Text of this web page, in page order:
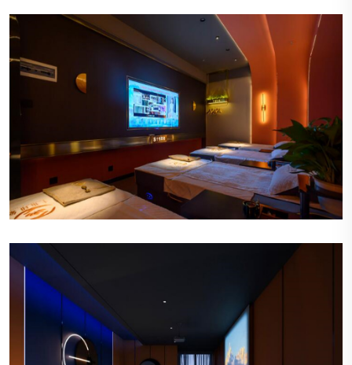
宁静的氛围
会所内部装饰以柔和的色调为主，营造出一种宁静
而温馨的氛围，让顾客一踏入便能感受到放松和舒
精致的装饰
墙上挂着精美的艺术作品，角落摆放着优雅的植
物，每一件装饰都经过精心挑选，体现出会所对细
节的关注。